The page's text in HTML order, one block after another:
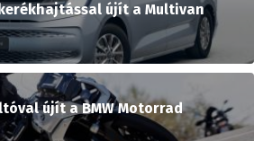
újít a Multivan
újít a BMW Motorrad